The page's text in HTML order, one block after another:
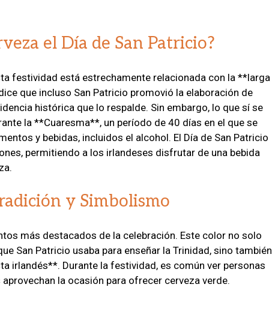
el Día de San Patricio?
festividad está estrechamente relacionada con la **larga
que incluso San Patricio promovió la elaboración de
histórica que lo respalde. Sin embargo, lo que sí se
la **Cuaresma**, un período de 40 días en el que se
y bebidas, incluidos el alcohol. El Día de San Patricio
permitiendo a los irlandeses disfrutar de una bebida
y Simbolismo
más destacados de la celebración. Este color no solo
San Patricio usaba para enseñar la Trinidad, sino también
irlandés**. Durante la festividad, es común ver personas
la ocasión para ofrecer cerveza verde.